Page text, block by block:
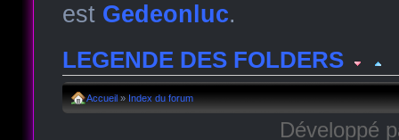
est Gedeonluc.
LEGENDE DES FOLDERS
Forum avec sous-
Accueil » Index du forum
Développé